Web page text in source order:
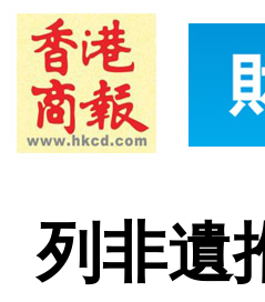
列非遺